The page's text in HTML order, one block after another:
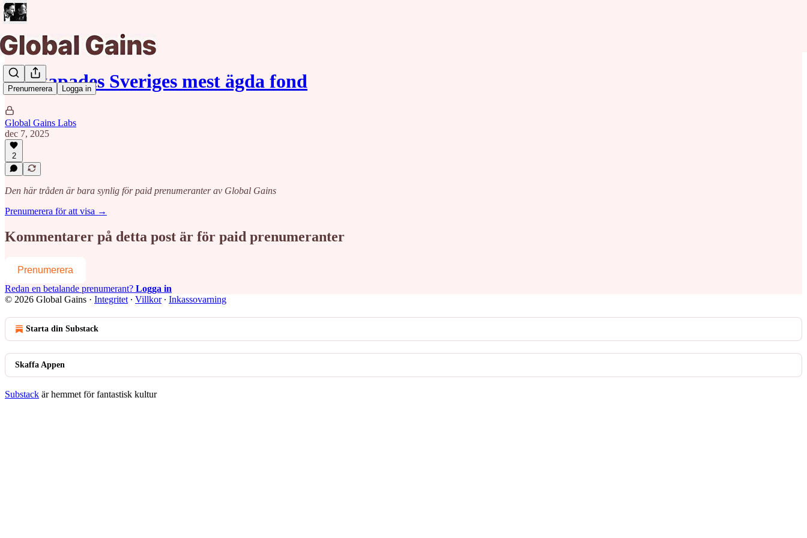
Prenumerera Logga in
Så skapades Sveriges mest ägda fond
Global Gains Labs
dec 7, 2025
2
Den här tråden är bara synlig för paid prenumeranter av Global Gains
Prenumerera för att visa →
Kommentarer på detta post är för paid prenumeranter
Prenumerera
Redan en betalande prenumerant? Logga in
© 2026 Global Gains · Integritet ∙ Villkor∙ Inkassovarning
Starta din Substack
Skaffa Appen
Substack är hemmet för fantastisk kultur